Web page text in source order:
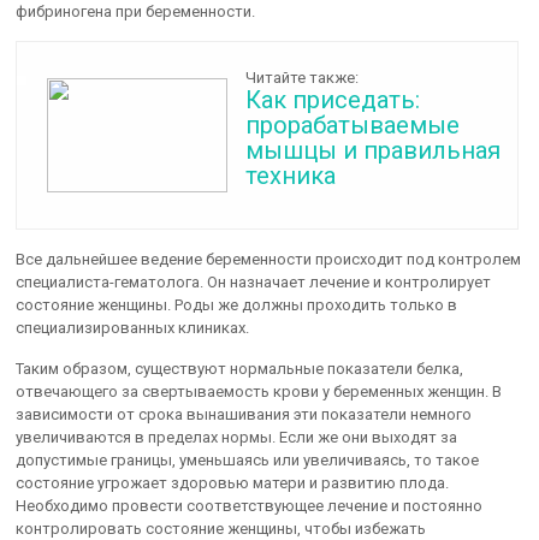
фибриногена при беременности.
Читайте также:
Как приседать:
прорабатываемые
мышцы и правильная
техника
Все дальнейшее ведение беременности происходит под контролем
специалиста-гематолога. Он назначает лечение и контролирует
состояние женщины. Роды же должны проходить только в
специализированных клиниках.
Таким образом, существуют нормальные показатели белка,
отвечающего за свертываемость крови у беременных женщин. В
зависимости от срока вынашивания эти показатели немного
увеличиваются в пределах нормы. Если же они выходят за
допустимые границы, уменьшаясь или увеличиваясь, то такое
состояние угрожает здоровью матери и развитию плода.
Необходимо провести соответствующее лечение и постоянно
контролировать состояние женщины, чтобы избежать